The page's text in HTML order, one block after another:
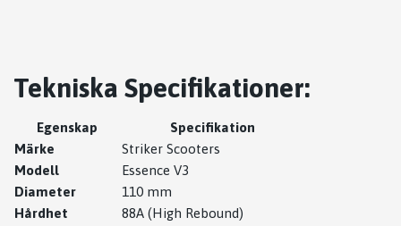
Tekniska Specifikationer:
Egenskap
Specifikation
Märke
Striker Scooters
Modell
Essence V3
Diameter
110 mm
Hårdhet
88A (High Rebound)